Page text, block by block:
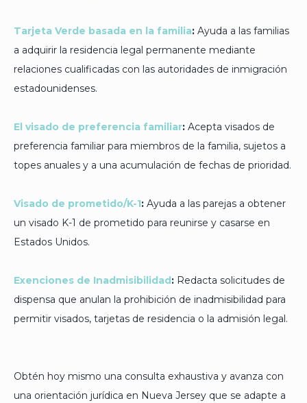
Tarjeta Verde basada en la familia: Ayuda a las familias
a adquirir la residencia legal permanente mediante
relaciones cualificadas con las autoridades de inmigración
estadounidenses.
El visado de preferencia familiar: Acepta visados de
preferencia familiar para miembros de la familia, sujetos a
topes anuales y a una acumulación de fechas de prioridad.
Visado de prometido/K-1: Ayuda a las parejas a obtener
un visado K-1 de prometido para reunirse y casarse en
Estados Unidos.
Exenciones de Inadmisibilidad : Redacta solicitudes de
dispensa que anulan la prohibición de inadmisibilidad para
permitir visados, tarjetas de residencia o la admisión legal.
Obtén hoy mismo una consulta exhaustiva y avanza con
una orientación jurídica en Nueva Jersey que se adapte a